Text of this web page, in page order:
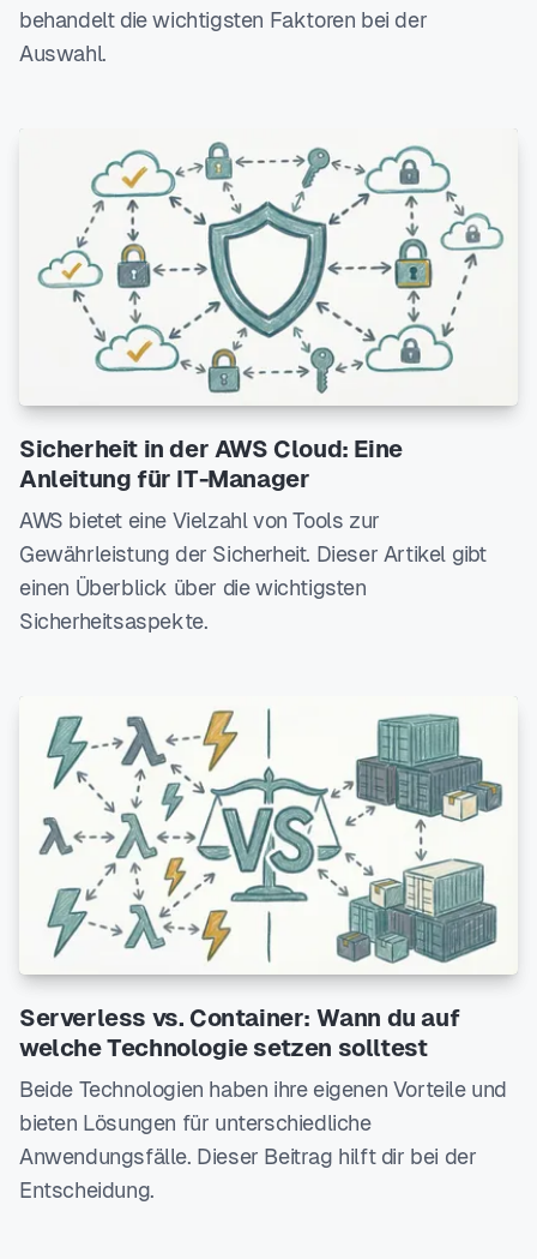
behandelt die wichtigsten Faktoren bei der
Auswahl.
Sicherheit in der AWS Cloud: Eine
Anleitung für IT-Manager
AWS bietet eine Vielzahl von Tools zur
Gewährleistung der Sicherheit. Dieser Artikel gibt
einen Überblick über die wichtigsten
Sicherheitsaspekte.
Serverless vs. Container: Wann du auf
welche Technologie setzen solltest
Beide Technologien haben ihre eigenen Vorteile und
bieten Lösungen für unterschiedliche
Anwendungsfälle. Dieser Beitrag hilft dir bei der
Entscheidung.